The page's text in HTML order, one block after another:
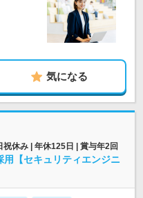
気になる
休み | 年休125日 | 賞与年2回
【セキュリティエンジニ